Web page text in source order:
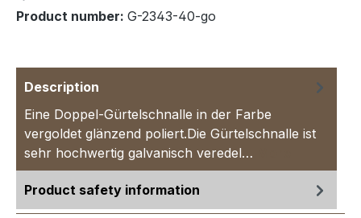
Product number: G-2343-40-go
Description
Eine Doppel-Gürtelschnalle in der Farbe
vergoldet glänzend poliert.Die Gürtelschnalle ist
sehr hochwertig galvanisch veredel…
Product safety information